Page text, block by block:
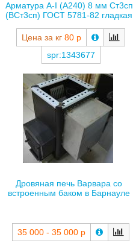
Арматура А-I (А240) 8 мм Ст3сп
(ВСт3сп) ГОСТ 5781-82 гладкая
Цена за кг 80 р
spr:1343677
Дровяная печь Варвара со
встроенным баком в Барнауле
35 000 - 35 000 р